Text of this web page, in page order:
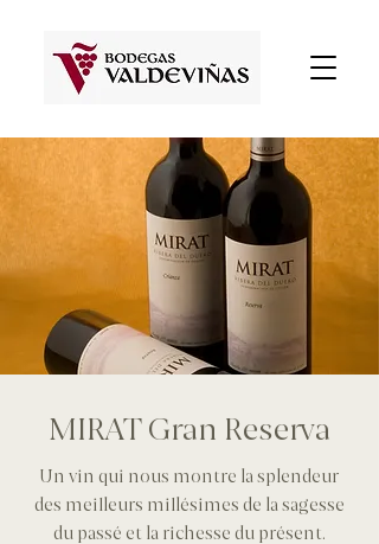
MIRAT Gran Reserva
Un vin qui nous montre la splendeur
des meilleurs millésimes de la sagesse
du passé et la richesse du présent.